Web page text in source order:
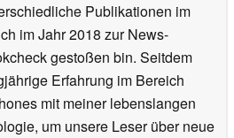
Publikationen im
im Jahr 2018 zur News-
gestoßen bin. Seitdem
Erfahrung im Bereich
mit meiner lebenslangen
um unsere Leser über neue